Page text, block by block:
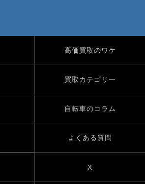
高価買取のワケ
買取カテゴリー
自転車のコラム
よくある質問
X